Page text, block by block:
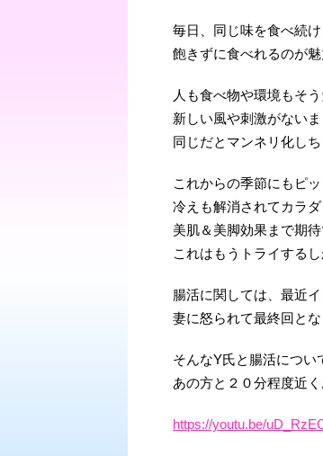
毎日、同じ味を食べ続け
飽きずに食べれるのが魅
人も食べ物や環境もそ
新しい風や刺激がないま
同じだとマンネリ化し
これからの季節にもピ
冷えも解消されてカラ
美肌＆美脚効果まで期
これはもうトライするし
腸活に関しては、最近
妻に怒られて最終回と
そんなY氏と腸活につい
あの方と２０分程度近
https://youtu.be/